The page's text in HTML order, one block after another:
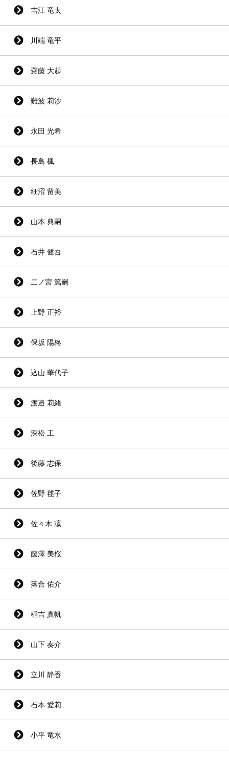
吉江 竜太
川端 竜平
齋藤 大起
難波 莉沙
永田 光希
長島 楓
細沼 留美
山本 典嗣
石井 健吾
二ノ宮 篤嗣
上野 正裕
保坂 陽柊
込山 華代子
渡邉 莉緒
深松 工
後藤 志保
佐野 毬子
佐々木 凜
藤澤 美桜
落合 佑介
稲吉 真帆
山下 奏介
立川 静香
石本 愛莉
小平 竜水